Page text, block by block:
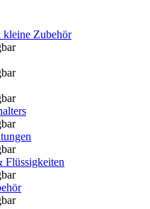
kleine Zubehör
Flüssigkeiten